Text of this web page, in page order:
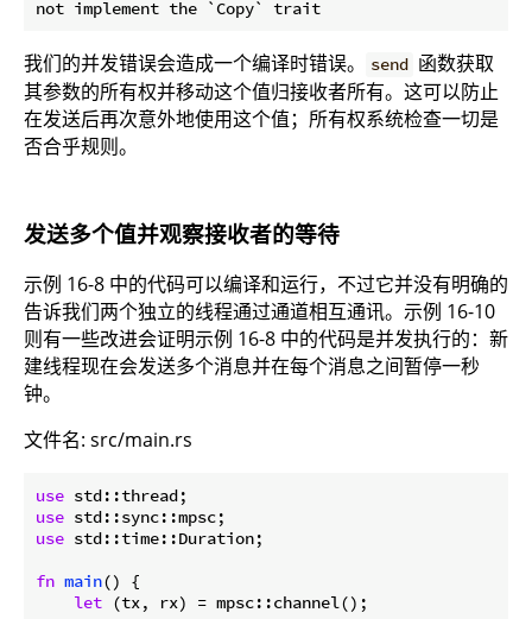
我们的并发错误会造成一个编译时错误。 send 函数获取
其参数的所有权并移动这个值归接收者所有。这可以防止
在发送后再次意外地使用这个值；所有权系统检查一切是
否合乎规则。
发送多个值并观察接收者的等待
示例 16-8 中的代码可以编译和运行，不过它并没有明确的
告诉我们两个独立的线程通过通道相互通讯。示例 16-10
则有一些改进会证明示例 16-8 中的代码是并发执行的：新
建线程现在会发送多个消息并在每个消息之间暂停一秒
钟。
文件名: src/main.rs
use
use
use std::time::Duration;
fn main() {
let (tx, rx) = mpsc::channel();